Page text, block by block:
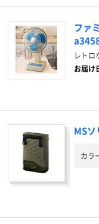
ファ
レトロ
お届け
MS
カラ